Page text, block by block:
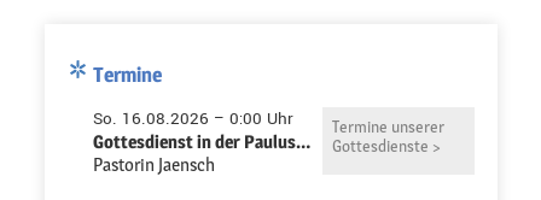
Termine
So. 16.08.2026 – 0:00 Uhr
Gottesdienst in der Pauluskirche
Pastorin Jaensch
Termine unserer
Gottesdienste >